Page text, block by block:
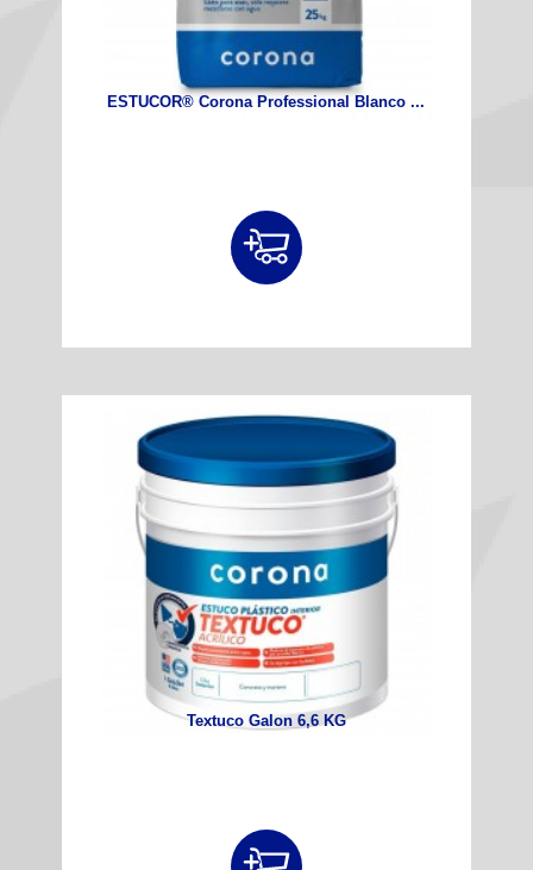
ESTUCOR® Corona Professional Blanco ...
Textuco Galon 6,6 KG